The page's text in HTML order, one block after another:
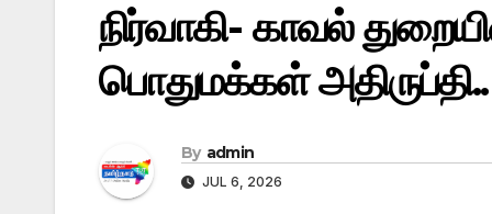
நிர்வாகி- காவல்
பொதுமக்கள் அதிருப்தி..
By admin
JUL 6, 2026